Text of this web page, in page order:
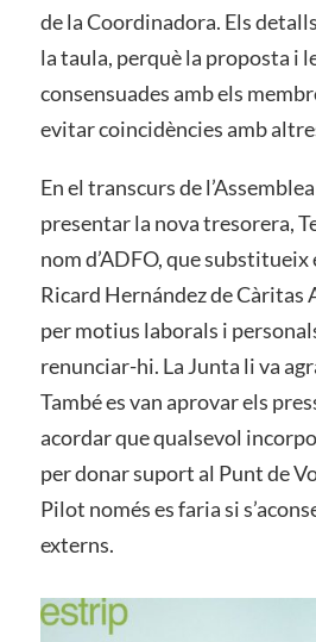
de la Coordinadora. Els
la taula, perquè la proposta i
consensuades amb els
evitar coincidències amb
En el transcurs de
presentar la nova tresorera,
nom d’ADFO, que substitueix
Ricard Hernández de Càritas
per motius laborals i
renunciar-hi. La Junta li va
També es van aprovar els
acordar que qualsevol
per donar suport al Punt de
Pilot només es faria si
externs.